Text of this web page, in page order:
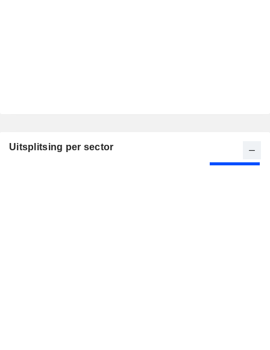
Uitsplitsing per sector